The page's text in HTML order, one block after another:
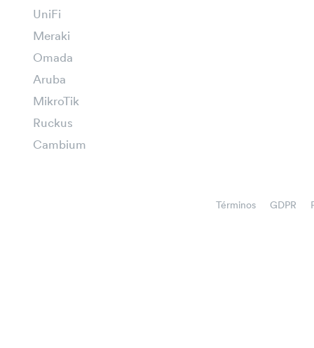
UniFi
Meraki
Omada
Aruba
MikroTik
Ruckus
Cambium
Términos GDPR